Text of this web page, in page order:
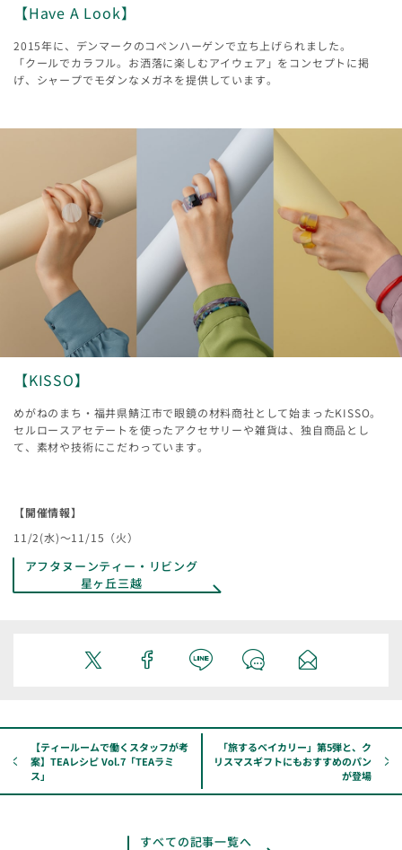
【Have A Look】
2015年に、デンマークのコペンハーゲンで立ち上げられました。
「クールでカラフル。お洒落に楽しむアイウェア」をコンセプトに掲
げ、シャープでモダンなメガネを提供しています。
【KISSO】
めがねのまち・福井県鯖江市で眼鏡の材料商社として始まったKISSO。
セルロースアセテートを使ったアクセサリーや雑貨は、独自商品とし
て、素材や技術にこだわっています。
【開催情報】
11/2(水)～11/15（火）
アフタヌーンティー・リビング
星ヶ丘三越
【ティールームで働くスタッフが考
案】TEAレシピ Vol.7「TEAラミ
ス」
「旅するベイカリー」第5弾と、ク
リスマスギフトにもおすすめのパン
が登場
すべての記事一覧へ